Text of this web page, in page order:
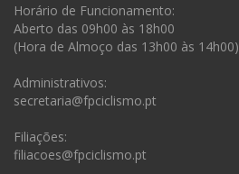
Horário de Funcionamento:
Aberto das 09h00 às 18h00
(Hora de Almoço das 13h00 às 14h00)
Administrativos:
secretaria@fpciclismo.pt
Filiações:
filiacoes@fpciclismo.pt